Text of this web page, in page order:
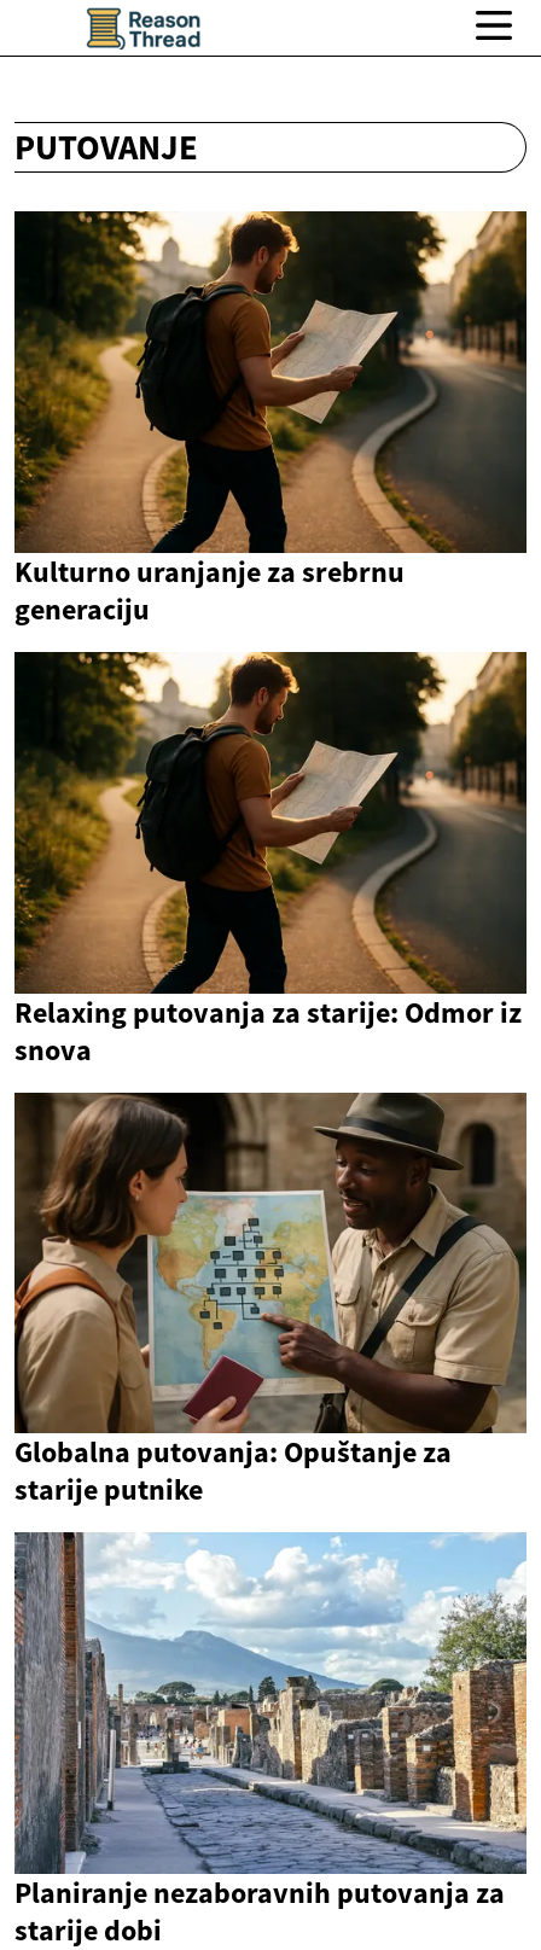
PUTOVANJE
Kulturno uranjanje za srebrnu
generaciju
Relaxing putovanja za starije: Odmor iz
snova
Globalna putovanja: Opuštanje za
starije putnike
Planiranje nezaboravnih putovanja za
starije dobi